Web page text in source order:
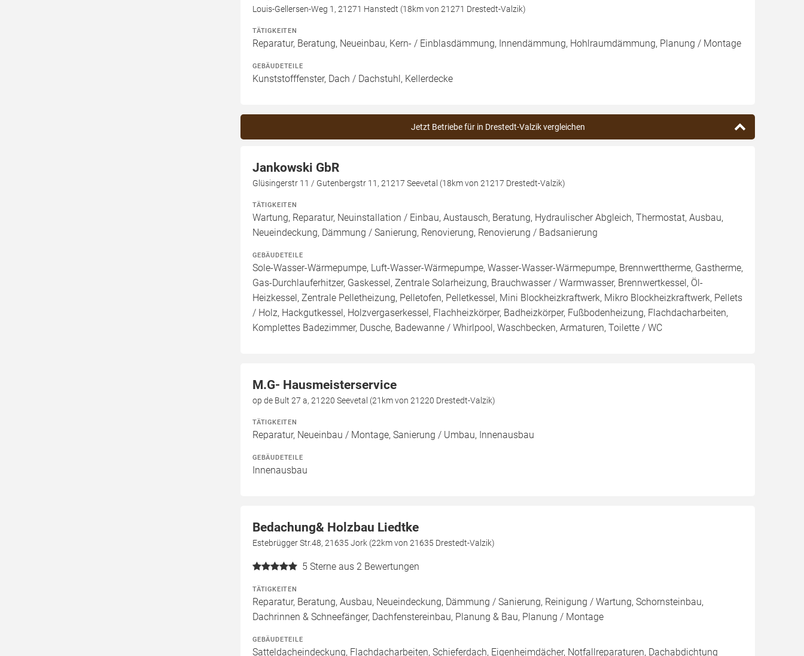
Louis-Gellersen-Weg 1, 21271 Hanstedt (18km von 21271 Drestedt-Valzik)
TÄTIGKEITEN
Reparatur, Beratung, Neueinbau, Kern- / Einblasdämmung, Innendämmung, Hohlraumdämmung, Planung / Montage
GEBÄUDETEILE
Kunststofffenster, Dach / Dachstuhl, Kellerdecke
Jetzt Betriebe für in Drestedt-Valzik vergleichen
Jankowski GbR
Glüsingerstr 11 / Gutenbergstr 11, 21217 Seevetal (18km von 21217 Drestedt-Valzik)
TÄTIGKEITEN
Wartung, Reparatur, Neuinstallation / Einbau, Austausch, Beratung, Hydraulischer Abgleich, Thermostat, Ausbau,
Neueindeckung, Dämmung / Sanierung, Renovierung, Renovierung / Badsanierung
GEBÄUDETEILE
Sole-Wasser-Wärmepumpe, Luft-Wasser-Wärmepumpe, Wasser-Wasser-Wärmepumpe, Brennwerttherme, Gastherme,
Gas-Durchlauferhitzer, Gaskessel, Zentrale Solarheizung, Brauchwasser / Warmwasser, Brennwertkessel, Öl-
Heizkessel, Zentrale Pelletheizung, Pelletofen, Pelletkessel, Mini Blockheizkraftwerk, Mikro Blockheizkraftwerk, Pellets
/ Holz, Hackgutkessel, Holzvergaserkessel, Flachheizkörper, Badheizkörper, Fußbodenheizung, Flachdacharbeiten,
Komplettes Badezimmer, Dusche, Badewanne / Whirlpool, Waschbecken, Armaturen, Toilette / WC
M.G- Hausmeisterservice
op de Bult 27 a, 21220 Seevetal (21km von 21220 Drestedt-Valzik)
TÄTIGKEITEN
Reparatur, Neueinbau / Montage, Sanierung / Umbau, Innenausbau
GEBÄUDETEILE
Innenausbau
Bedachung& Holzbau Liedtke
Estebrügger Str.48, 21635 Jork (22km von 21635 Drestedt-Valzik)
5 Sterne aus 2 Bewertungen
TÄTIGKEITEN
Reparatur, Beratung, Ausbau, Neueindeckung, Dämmung / Sanierung, Reinigung / Wartung, Schornsteinbau,
Dachrinnen & Schneefänger, Dachfenstereinbau, Planung & Bau, Planung / Montage
GEBÄUDETEILE
Satteldacheindeckung, Flachdacharbeiten, Schieferdach, Eigenheimdächer, Notfallreparaturen, Dachabdichtung